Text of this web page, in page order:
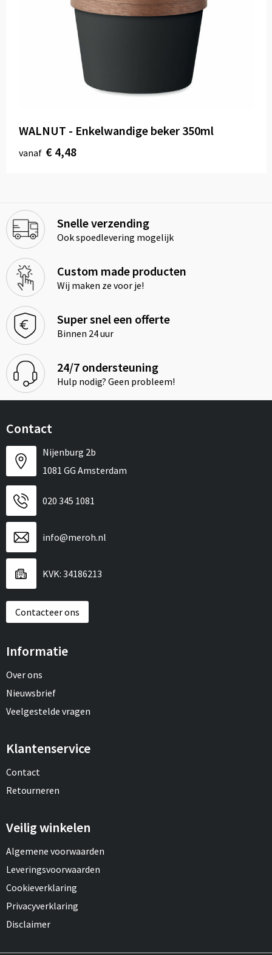
WALNUT - Enkelwandige beker 350ml
vanaf € 4,48
Snelle verzending
Ook spoedlevering mogelijk
Custom made producten
Wij maken ze voor je!
Super snel een offerte
Binnen 24 uur
24/7 ondersteuning
Hulp nodig? Geen probleem!
Contact
Nijenburg 2b
1081 GG Amsterdam
020 345 1081
info@meroh.nl
KVK: 34186213
Contacteer ons
Informatie
Over ons
Nieuwsbrief
Veelgestelde vragen
Klantenservice
Contact
Retourneren
Veilig winkelen
Algemene voorwaarden
Leveringsvoorwaarden
Cookieverklaring
Privacyverklaring
Disclaimer